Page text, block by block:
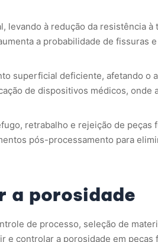
levando à redução da resistência à
a probabilidade de fissuras
superficial deficiente, afetando o
de dispositivos médicos, onde
retrabalho e rejeição de peças
pós-processamento para
a porosidade
de processo, seleção de
e controlar a porosidade em peças